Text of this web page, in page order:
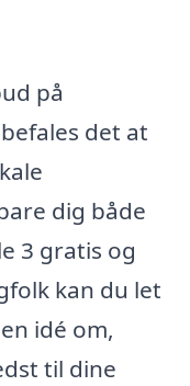
på
det at
dig både
3 gratis og
kan du let
idé om,
til dine